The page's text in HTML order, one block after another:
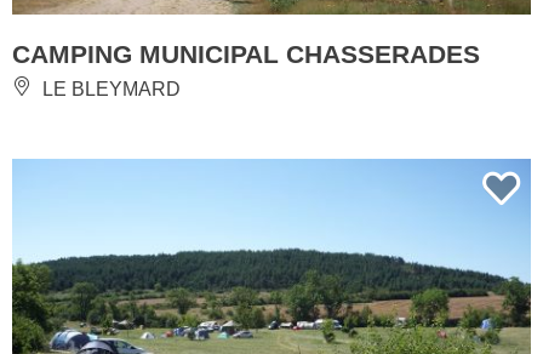
CAMPING MUNICIPAL CHASSERADES
LE BLEYMARD